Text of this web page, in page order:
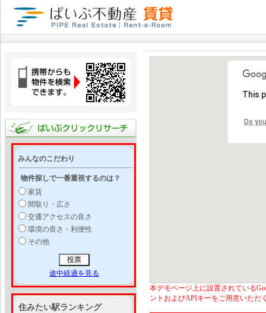
みんなのこだわり
物件探しで一番重視するのは？
家賃
間取り・広さ
交通アクセスの良さ
環境の良さ・利便性
その他
途中経過を見る
住みたい駅ランキング
This
Do
本デモページ上に設置されている
ントおよびAPIキーをご用意いただ